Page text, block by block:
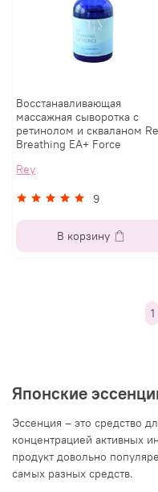
Восстанавливающая
массажная сыворотка с
ретинолом и скваланом
Breathing EA+ Force
Rey
9
В корзину
1
Японские
Эссенция – это средство
концентрацией активных
продукт довольно
самых разных средств.